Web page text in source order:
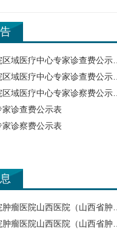
域医疗中心专家诊查费公示…
域医疗中心专家诊查费公示…
域医疗中心专家诊察费公示…
诊查费公示表
诊察费公示表
瘤医院山西医院（山西省肿…
瘤医院山西医院（山西省肿…